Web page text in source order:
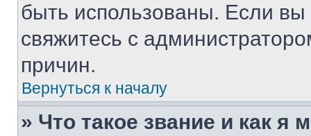
быть использованы. Если
свяжитесь с
причин.
Вернуться к началу
» Что такое звание и как я